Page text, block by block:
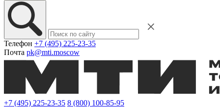
Телефон +7 (495) 225-23-35
Почта pk@mti.moscow
+7 (495) 225-23-35 8 (800) 100-85-95